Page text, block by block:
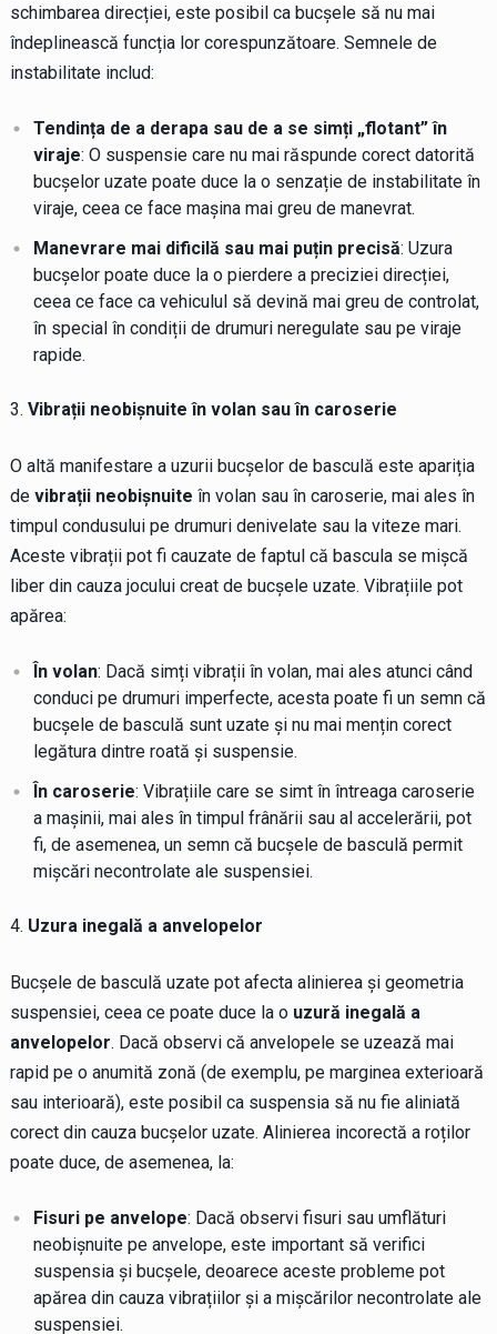
schimbarea direcției, este posibil ca bucșele să nu mai
îndeplinească funcția lor corespunzătoare. Semnele de
instabilitate includ:
Tendința de a derapa sau de a se simți „flotant” în
viraje: O suspensie care nu mai răspunde corect datorită
bucșelor uzate poate duce la o senzație de instabilitate în
viraje, ceea ce face mașina mai greu de manevrat.
Manevrare mai dificilă sau mai puțin precisă: Uzura
bucșelor poate duce la o pierdere a preciziei direcției,
ceea ce face ca vehiculul să devină mai greu de controlat,
în special în condiții de drumuri neregulate sau pe viraje
rapide.
Vibrații neobișnuite în volan sau în caroserie
O altă manifestare a uzurii bucșelor de basculă este apariția
de vibrații neobișnuite în volan sau în caroserie, mai ales în
timpul condusului pe drumuri denivelate sau la viteze mari.
Aceste vibrații pot fi cauzate de faptul că bascula se mișcă
liber din cauza jocului creat de bucșele uzate. Vibrațiile pot
apărea:
În volan: Dacă simți vibrații în volan, mai ales atunci când
conduci pe drumuri imperfecte, acesta poate fi un semn că
bucșele de basculă sunt uzate și nu mai mențin corect
legătura dintre roată și suspensie.
În caroserie: Vibrațiile care se simt în întreaga caroserie
a mașinii, mai ales în timpul frânării sau al accelerării, pot
fi, de asemenea, un semn că bucșele de basculă permit
mișcări necontrolate ale suspensiei.
Uzura inegală a anvelopelor
Bucșele de basculă uzate pot afecta alinierea și geometria
suspensiei, ceea ce poate duce la o uzură inegală a
anvelopelor. Dacă observi că anvelopele se uzează mai
rapid pe o anumită zonă (de exemplu, pe marginea exterioară
sau interioară), este posibil ca suspensia să nu fie aliniată
corect din cauza bucșelor uzate. Alinierea incorectă a roților
poate duce, de asemenea, la:
Fisuri pe anvelope: Dacă observi fisuri sau umflături
neobișnuite pe anvelope, este important să verifici
suspensia și bucșele, deoarece aceste probleme pot
apărea din cauza vibrațiilor și a mișcărilor necontrolate ale
suspensiei.